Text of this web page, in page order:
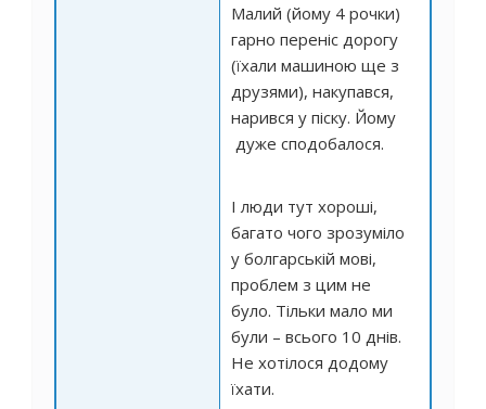
Малий (йому 4 рочки)
гарно переніс дорогу
(їхали машиною ще з
друзями), накупався,
нарився у піску. Йому
дуже сподобалося.
І люди тут хороші,
багато чого зрозуміло
у болгарській мові,
проблем з цим не
було. Тільки мало ми
були – всього 10 днів.
Не хотілося додому
їхати.